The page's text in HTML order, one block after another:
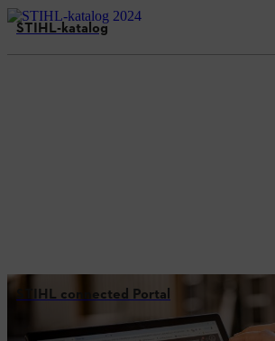
STIHL-katalog
STIHL connected Portal